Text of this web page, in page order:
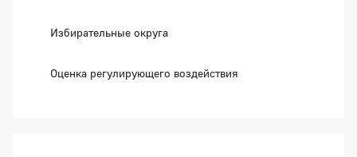
Избирательные округа
Оценка регулирующего воздействия